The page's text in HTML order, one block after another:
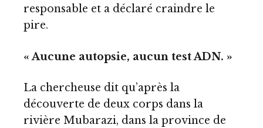
responsable et a déclaré craindre le
pire.
« Aucune autopsie, aucun test ADN. »
La chercheuse dit qu’après la
découverte de deux corps dans la
rivière Mubarazi, dans la province de